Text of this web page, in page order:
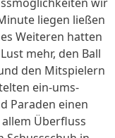
liegen ließen
Weiteren hatten
mehr, den Ball
den Mitspielern
ein-ums-
Paraden einen
Überfluss